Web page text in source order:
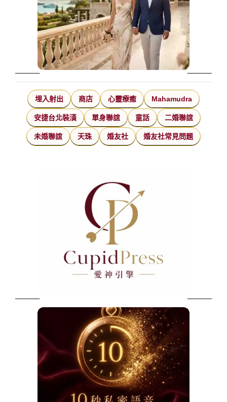
埋入射出 商店 心靈療癒 Mahamudra
安捷台北裝潢 單身聯誼 童話 二婚聯誼
未婚聯誼 天珠 婚友社 婚友社常見問題